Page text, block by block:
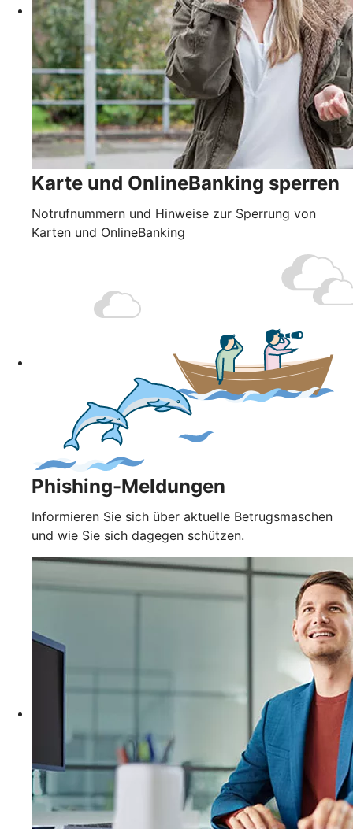
Karte und OnlineBanking sperren
Notrufnummern und Hinweise zur Sperrung von
Karten und OnlineBanking
Phishing-Meldungen
Informieren Sie sich über aktuelle Betrugsmaschen
und wie Sie sich dagegen schützen.